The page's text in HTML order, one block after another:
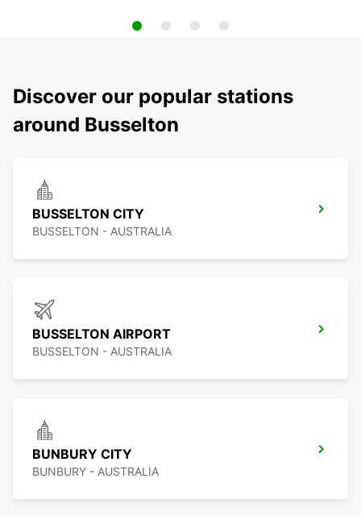
Discover our popular stations
around Busselton
BUSSELTON CITY
BUSSELTON - AUSTRALIA
BUSSELTON AIRPORT
BUSSELTON - AUSTRALIA
BUNBURY CITY
BUNBURY - AUSTRALIA